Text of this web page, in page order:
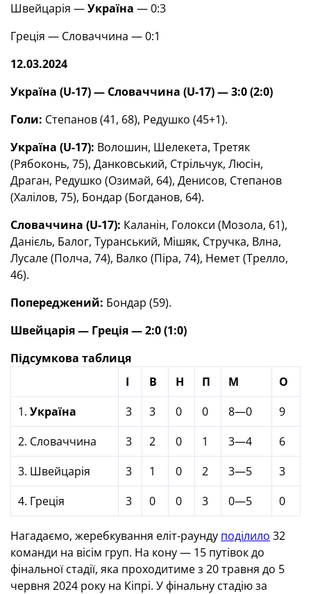
Швейцарія —Україна — 0:3
Греція — Словаччина — 0:1
12.03.2024
Україна (U-17) — Словаччина (U-17) — 3:0 (2:0)
Голи: Степанов (41, 68), Редушко (45+1).
Україна (U-17): Волошин, Шелекета, Третяк
(Рябоконь, 75), Данковський, Стрільчук, Люсін,
Драган, Редушко (Озимай, 64), Денисов, Степанов
(Халілов, 75), Бондар (Богданов, 64).
Словаччина (U-17): Каланін, Голокси (Мозола, 61),
Данієль, Балог, Туранський, Мішяк, Стручка, Влна,
Лусале (Полча, 74), Валко (Піра, 74), Немет (Трелло,
46).
Попереджений: Бондар (59).
Швейцарія — Греція — 2:0 (1:0)
Підсумкова таблиця
І
В Н П М
О
1. Україна 3 3 0 0 8—0
9
2. Словаччина
3 2 0 1 3—4
6
3. Швейцарія
3 1 0 2 3—5
3
4. Греція
3 0 0 3 0—5 0
Нагадаємо, жеребкування еліт-раунду поділило 32
команди на вісім груп. На кону — 15 путівок до
фінальної стадії, яка проходитиме з 20 травня до 5
червня 2024 року на Кіпрі. У фінальну стадію за